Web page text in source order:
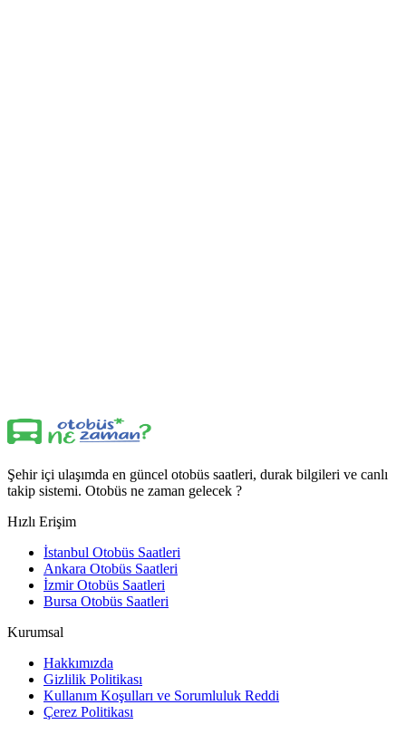
Şehir içi ulaşımda en güncel otobüs saatleri, durak bilgileri ve canlı
takip sistemi. Otobüs ne zaman gelecek ?
Hızlı Erişim
İstanbul Otobüs Saatleri
Ankara Otobüs Saatleri
İzmir Otobüs Saatleri
Bursa Otobüs Saatleri
Kurumsal
Hakkımızda
Gizlilik Politikası
Kullanım Koşulları ve Sorumluluk Reddi
Çerez Politikası